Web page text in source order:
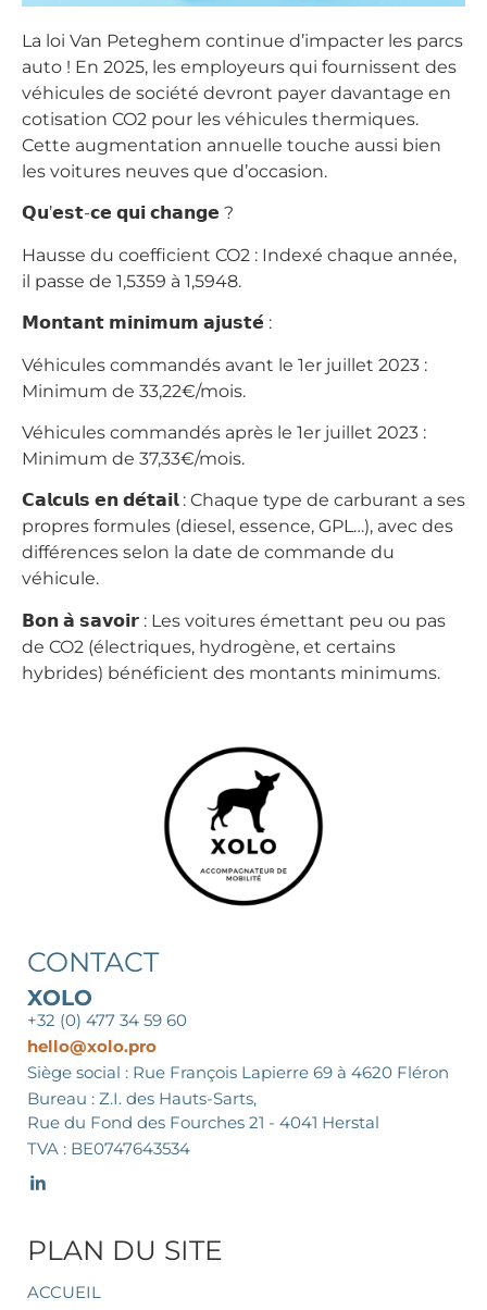
La loi Van Peteghem continue d’impacter les parcs
auto ! En 2025, les employeurs qui fournissent des
véhicules de société devront payer davantage en
cotisation CO2 pour les véhicules thermiques.
Cette augmentation annuelle touche aussi bien
les voitures neuves que d’occasion.
𝗤𝘂’𝗲𝘀𝘁-𝗰𝗲 𝗾𝘂𝗶 𝗰𝗵𝗮𝗻𝗴𝗲 ?
Hausse du coefficient CO2 : Indexé chaque année,
il passe de 1,5359 à 1,5948.
𝗠𝗼𝗻𝘁𝗮𝗻𝘁 𝗺𝗶𝗻𝗶𝗺𝘂𝗺 𝗮𝗷𝘂𝘀𝘁𝗲́ :
Véhicules commandés avant le 1er juillet 2023 :
Minimum de 33,22€/mois.
Véhicules commandés après le 1er juillet 2023 :
Minimum de 37,33€/mois.
𝗖𝗮𝗹𝗰𝘂𝗹𝘀 𝗲𝗻 𝗱𝗲́𝘁𝗮𝗶𝗹 : Chaque type de carburant a ses
propres formules (diesel, essence, GPL…), avec des
différences selon la date de commande du
véhicule.
𝗕𝗼𝗻 𝗮̀ 𝘀𝗮𝘃𝗼𝗶𝗿 : Les voitures émettant peu ou pas
de CO2 (électriques, hydrogène, et certains
hybrides) bénéficient des montants minimums.
CONTACT
XOLO
+32 (0) 477 34 59 60
hello@xolo.pro
Siège social : Rue François Lapierre 69 à 4620 Fléron
Bureau : Z.I. des Hauts-Sarts,
Rue du Fond des Fourches 21 - 4041 Herstal
TVA : BE0747643534
PLAN DU SITE
ACCUEIL